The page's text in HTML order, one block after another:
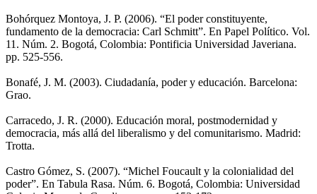
Bohórquez Montoya, J. P. (2006). “El poder constituyente,
fundamento de la democracia: Carl Schmitt”. En Papel Político. Vol.
11. Núm. 2. Bogotá, Colombia: Pontificia Universidad Javeriana.
pp. 525-556.
Bonafé, J. M. (2003). Ciudadanía, poder y educación. Barcelona:
Grao.
Carracedo, J. R. (2000). Educación moral, postmodernidad y
democracia, más allá del liberalismo y del comunitarismo. Madrid:
Trotta.
Castro Gómez, S. (2007). “Michel Foucault y la colonialidad del
poder”. En Tabula Rasa. Núm. 6. Bogotá, Colombia: Universidad